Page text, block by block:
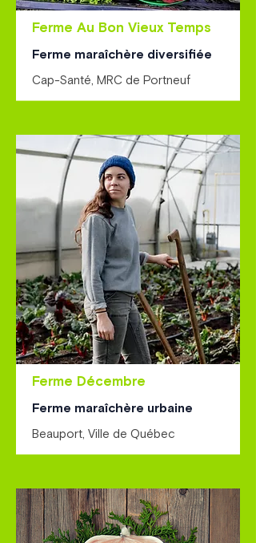
Ferme Au Bon Vieux Temps
Ferme maraîchère diversifiée
Cap-Santé, MRC de Portneuf
Ferme Décembre
Ferme maraîchère urbaine
Beauport, Ville de Québec